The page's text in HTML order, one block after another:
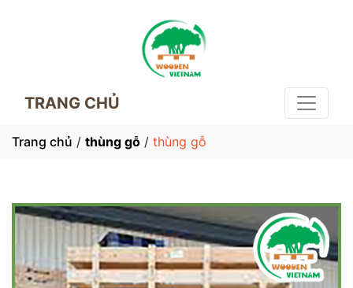
TRANG CHỦ
Trang chủ / thùng gỗ / thùng gỗ